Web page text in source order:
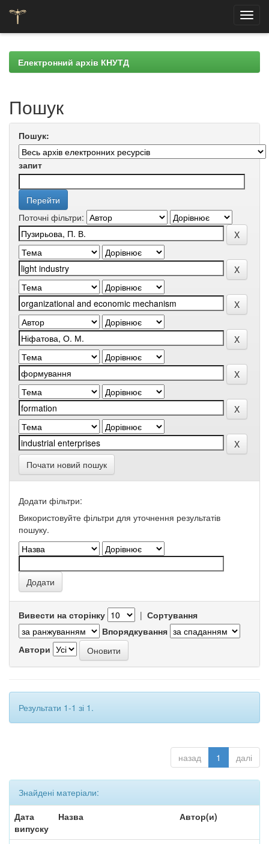
navigationЕлектронний архів КНУТД
Пошук
Пошук:
запит
Поточні фільтри:
Почати новий пошук
Додати фільтри:
Використовуйте фільтри для уточнення результатів
пошуку.
Вивести на сторінку | Сортування
Впорядкування
Автори
Результати 1-1 зі 1.
назад 1 далі
Знайдені матеріали:
Дата
випуску
Назва Автор(и)